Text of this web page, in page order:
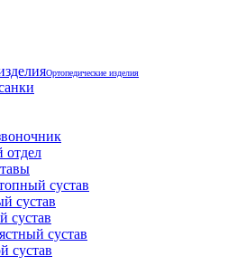
Ортопедические изделия
сустав
сустав
сустав
сустав
сустав